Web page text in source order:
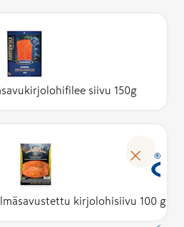
siivu 150g
kirjolohisiivu 100 g